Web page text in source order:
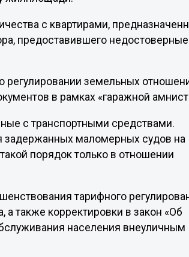
с квартирами,
предоставившего недостоверные
регулировании земельных
в рамках «гаражной
с транспортными средствами.
задержанных маломерных судов на
порядок только в отношении
тарифного
а также корректировки в закон «Об
населения внеуличным